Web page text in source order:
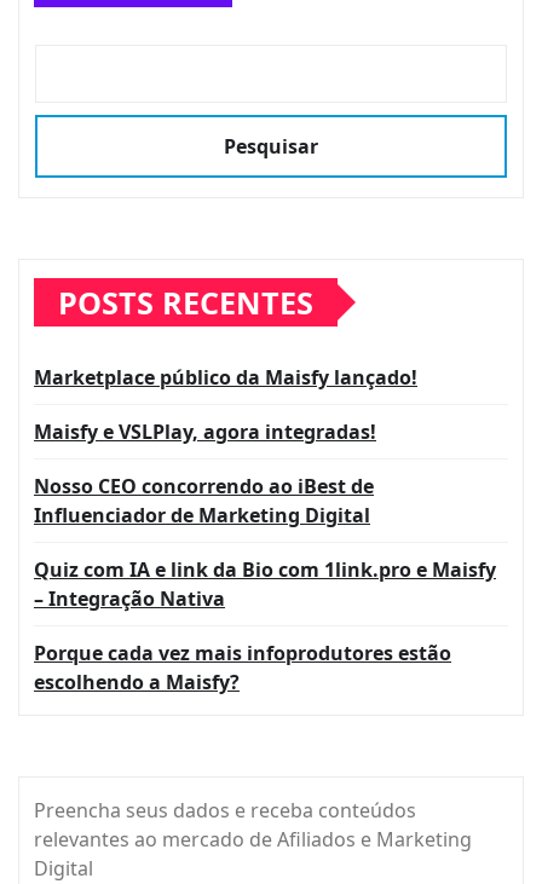
Pesquisar
POSTS RECENTES
Marketplace público da Maisfy lançado!
Maisfy e VSLPlay, agora integradas!
Nosso CEO concorrendo ao iBest de
Influenciador de Marketing Digital
Quiz com IA e link da Bio com 1link.pro e Maisfy
– Integração Nativa
Porque cada vez mais infoprodutores estão
escolhendo a Maisfy?
Preencha seus dados e receba conteúdos
relevantes ao mercado de Afiliados e Marketing
Digital